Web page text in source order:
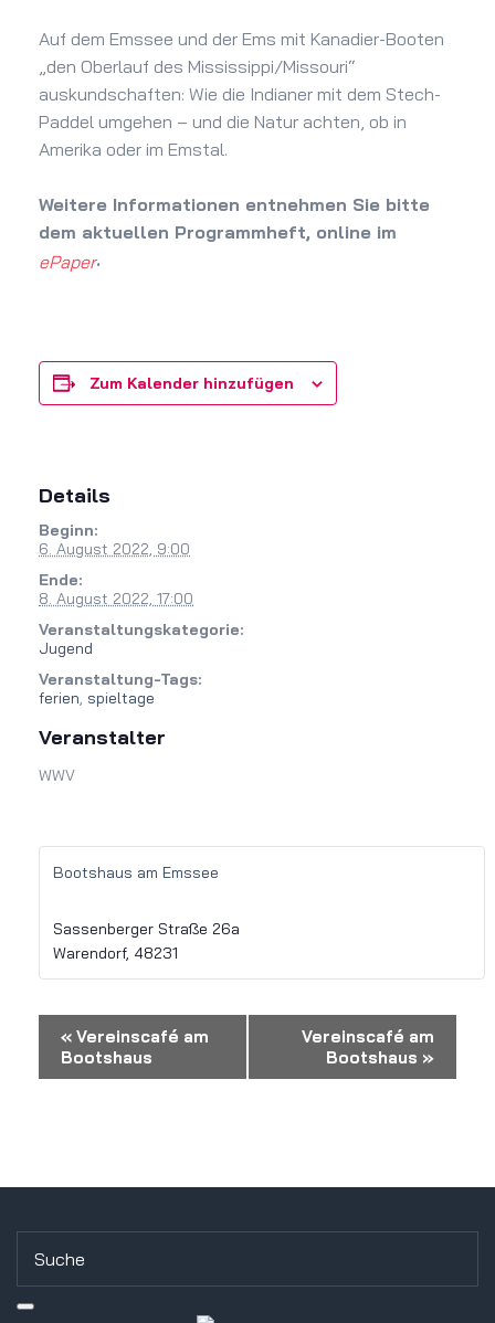
Auf dem Emssee und der Ems mit Kanadier-Booten
„den Oberlauf des Mississippi/Missouri“
auskundschaften: Wie die Indianer mit dem Stech-
Paddel umgehen – und die Natur achten, ob in
Amerika oder im Emstal.
Weitere Informationen entnehmen Sie bitte
dem aktuellen Programmheft, online im
ePaper.
Zum Kalender hinzufügen
Details
Beginn:
6. August 2022, 9:00
Ende:
8. August 2022, 17:00
Veranstaltungskategorie:
Jugend
Veranstaltung-Tags:
ferien, spieltage
Veranstalter
WWV
Bootshaus am Emssee
Sassenberger Straße 26a
Warendorf, 48231
Veranstaltung-
Navigation
« Vereinscafé am
Bootshaus
Vereinscafé am
Bootshaus »